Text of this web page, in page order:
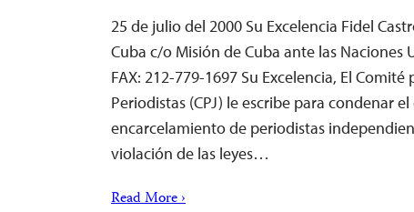
25 de julio del 2000 Su Excelencia Fidel
Cuba c/o Misión de Cuba ante las Naciones
FAX: 212-779-1697 Su Excelencia, El
Periodistas (CPJ) le escribe para condenar
encarcelamiento de periodistas
violación de las leyes…
Read More ›